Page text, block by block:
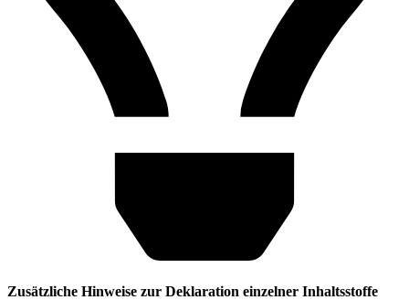
Zusätzliche Hinweise zur Deklaration einzelner Inhaltsstoffe